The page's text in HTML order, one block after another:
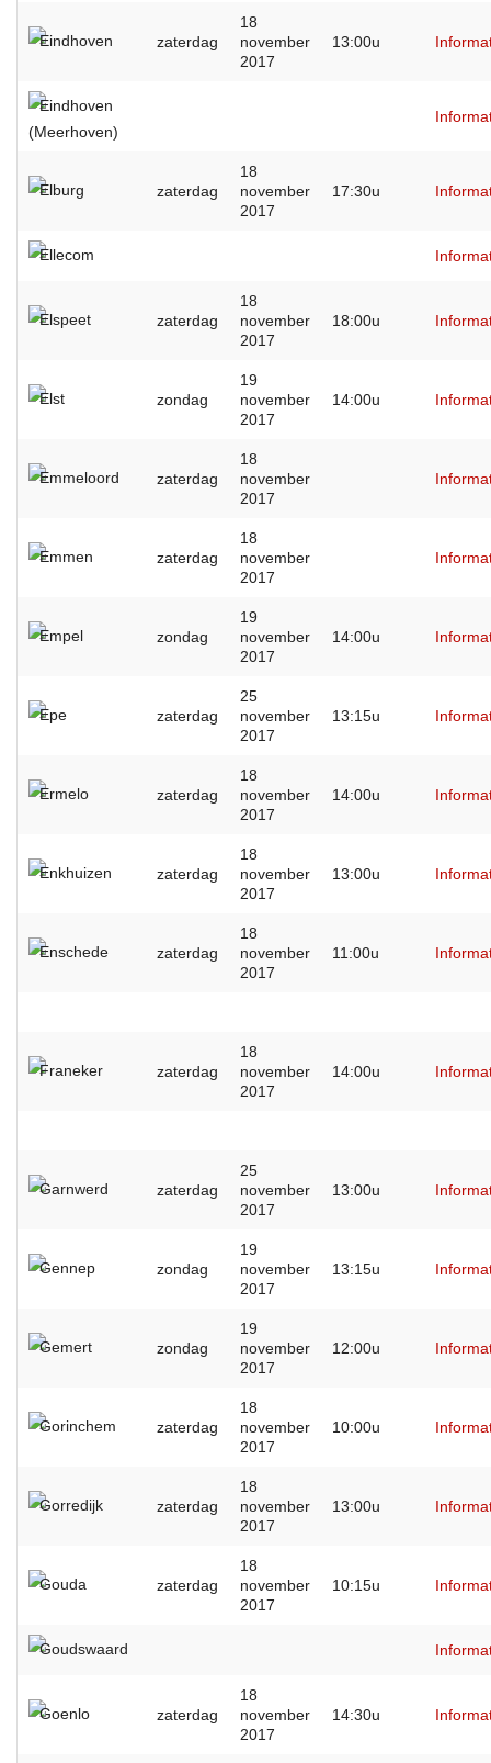
Eindhoven zaterdag
18
november
2017
13:00u
Eindhoven
(Meerhoven)
Elburg zaterdag
18
november
2017
17:30u
Ellecom
Elspeet zaterdag
18
november
2017
18:00u
Elst zondag
19
november
2017
14:00u
Emmeloord zaterdag
18
november
2017
Emmen zaterdag
18
november
2017
Empel zondag
19
november
2017
14:00u
Epe zaterdag
25
november
2017
13:15u
Ermelo zaterdag
18
november
2017
14:00u
Enkhuizen zaterdag
18
november
2017
13:00u
Enschede zaterdag
18
november
2017
11:00u
Franeker zaterdag
18
november
2017
14:00u
Garnwerd zaterdag
25
november
2017
13:00u
Gennep zondag
19
november
2017
13:15u
Gemert zondag
19
november
2017
12:00u
Gorinchem zaterdag
18
november
2017
10:00u
Gorredijk zaterdag
18
november
2017
13:00u
Gouda zaterdag
18
november
2017
10:15u
Goudswaard
Goenlo zaterdag
18
november
2017
14:30u